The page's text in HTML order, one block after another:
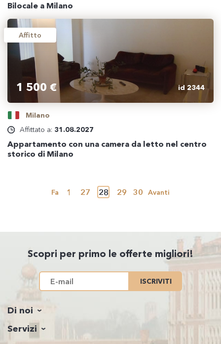
Bilocale a Milano
Affitto
1 500 € id 2344
Milano
Affittato a: 31.08.2027
Appartamento con una camera da letto nel centro
storico di Milano
Fa 1 27 28 29 30 Avanti
Scopri per primo le offerte migliori!
ISCRIVITI
Di noi
Servizi